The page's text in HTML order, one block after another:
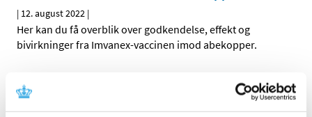
| 12. august 2022 |
Her kan du få overblik over godkendelse, effekt og
bivirkninger fra Imvanex-vaccinen imod abekopper.
Bevilling til at drive Jyderup Apotek
|12. august 2022